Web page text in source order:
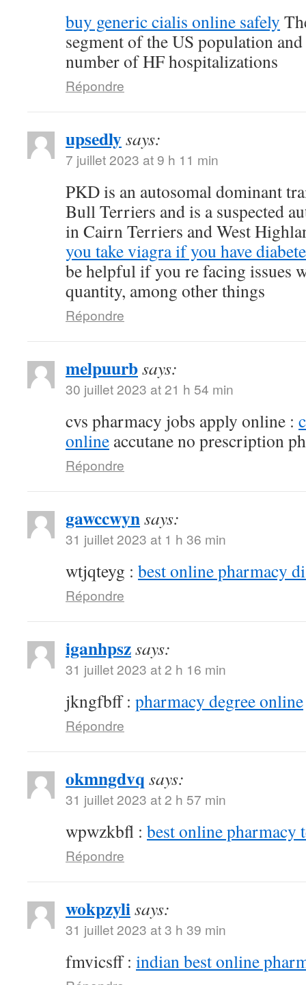
buy generic cialis online safely
segment of the US population
number of HF hospitalizations
Répondre
upsedlysays:
7 juillet 2023 at 9 h 11 min
PKD is an autosomal dominant
Bull Terriers and is a suspected
in Cairn Terriers and West
you take viagra if you have
be helpful if you re facing issues
quantity, among other things
Répondre
melpuurbsays:
30 juillet 2023 at 21 h 54 min
cvs pharmacy jobs apply online :
online accutane no prescription
Répondre
gawccwynsays:
31 juillet 2023 at 1 h 36 min
wtjqteyg : best online pharmacy
Répondre
iganhpszsays:
31 juillet 2023 at 2 h 16 min
jkngfbff : pharmacy degree online
Répondre
okmngdvq says:
31 juillet 2023 at 2 h 57 min
wpwzkbfl : best online pharmacy
Répondre
wokpzylisays:
31 juillet 2023 at 3 h 39 min
fmvicsff : indian best online